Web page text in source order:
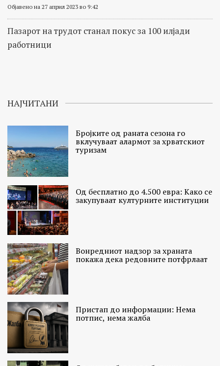
Објавено на 27 април 2023 во 9:42
Пазарот на трудот станал покус за 100 илјади
работници
НАЈЧИТАНИ
Бројките од раната сезона го
вклучуваат алармот за хрватскиот
туризам
Од бесплатно до 4.500 евра: Како се
закупуваат културните институции
Вонредниот надзор за храната
покажа дека редовните потфрлаат
Пристап до информации: Нема
потпис, нема жалба